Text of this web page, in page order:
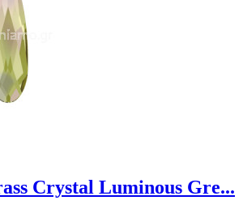
Crystal Luminous Gre...